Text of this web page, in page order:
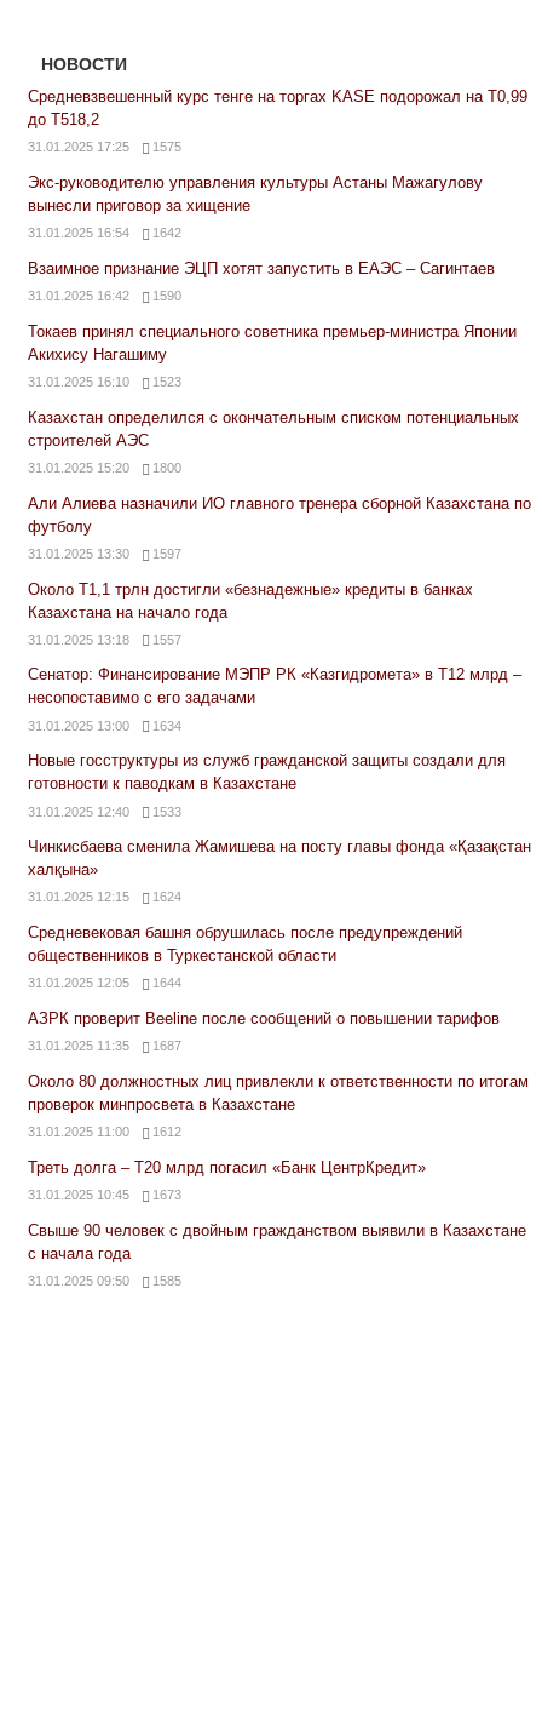
НОВОСТИ
Средневзвешенный курс тенге на торгах KASE подорожал на Т0,99
до Т518,2
31.01.2025 17:25 1575
Экс-руководителю управления культуры Астаны Мажагулову
вынесли приговор за хищение
31.01.2025 16:54 1642
Взаимное признание ЭЦП хотят запустить в ЕАЭС – Сагинтаев
31.01.2025 16:42 1590
Токаев принял специального советника премьер-министра Японии
Акихису Нагашиму
31.01.2025 16:10 1523
Казахстан определился с окончательным списком потенциальных
строителей АЭС
31.01.2025 15:20 1800
Али Алиева назначили ИО главного тренера сборной Казахстана по
футболу
31.01.2025 13:30 1597
Около Т1,1 трлн достигли «безнадежные» кредиты в банках
Казахстана на начало года
31.01.2025 13:18 1557
Сенатор: Финансирование МЭПР РК «Казгидромета» в Т12 млрд –
несопоставимо с его задачами
31.01.2025 13:00 1634
Новые госструктуры из служб гражданской защиты создали для
готовности к паводкам в Казахстане
31.01.2025 12:40 1533
Чинкисбаева сменила Жамишева на посту главы фонда «Қазақстан
халқына»
31.01.2025 12:15 1624
Средневековая башня обрушилась после предупреждений
общественников в Туркестанской области
31.01.2025 12:05 1644
АЗРК проверит Beeline после сообщений о повышении тарифов
31.01.2025 11:35 1687
Около 80 должностных лиц привлекли к ответственности по итогам
проверок минпросвета в Казахстане
31.01.2025 11:00 1612
Треть долга – Т20 млрд погасил «Банк ЦентрКредит»
31.01.2025 10:45 1673
Свыше 90 человек с двойным гражданством выявили в Казахстане
с начала года
31.01.2025 09:50 1585